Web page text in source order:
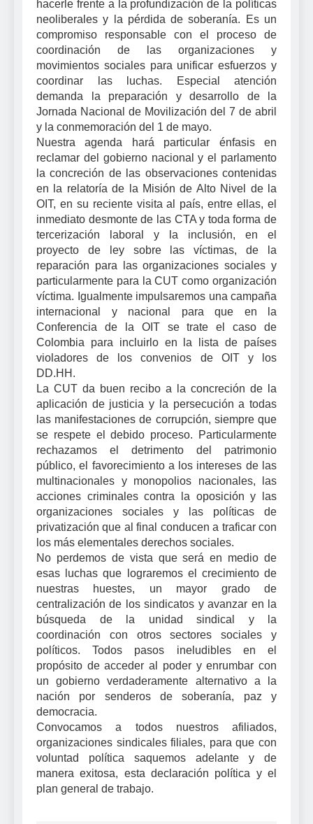
hacerle frente a la profundización de la políticas
neoliberales y la pérdida de soberanía. Es un
compromiso responsable con el proceso de
coordinación de las organizaciones y
movimientos sociales para unificar esfuerzos y
coordinar las luchas. Especial atención
demanda la preparación y desarrollo de la
Jornada Nacional de Movilización del 7 de abril
y la conmemoración del 1 de mayo.
Nuestra agenda hará particular énfasis en
reclamar del gobierno nacional y el parlamento
la concreción de las observaciones contenidas
en la relatoría de la Misión de Alto Nivel de la
OIT, en su reciente visita al país, entre ellas, el
inmediato desmonte de las CTA y toda forma de
tercerización laboral y la inclusión, en el
proyecto de ley sobre las víctimas, de la
reparación para las organizaciones sociales y
particularmente para la CUT como organización
víctima. Igualmente impulsaremos una campaña
internacional y nacional para que en la
Conferencia de la OIT se trate el caso de
Colombia para incluirlo en la lista de países
violadores de los convenios de OIT y los
DD.HH.
La CUT da buen recibo a la concreción de la
aplicación de justicia y la persecución a todas
las manifestaciones de corrupción, siempre que
se respete el debido proceso. Particularmente
rechazamos el detrimento del patrimonio
público, el favorecimiento a los intereses de las
multinacionales y monopolios nacionales, las
acciones criminales contra la oposición y las
organizaciones sociales y las políticas de
privatización que al final conducen a traficar con
los más elementales derechos sociales.
No perdemos de vista que será en medio de
esas luchas que lograremos el crecimiento de
nuestras huestes, un mayor grado de
centralización de los sindicatos y avanzar en la
búsqueda de la unidad sindical y la
coordinación con otros sectores sociales y
políticos. Todos pasos ineludibles en el
propósito de acceder al poder y enrumbar con
un gobierno verdaderamente alternativo a la
nación por senderos de soberanía, paz y
democracia.
Convocamos a todos nuestros afiliados,
organizaciones sindicales filiales, para que con
voluntad política saquemos adelante y de
manera exitosa, esta declaración política y el
plan general de trabajo.